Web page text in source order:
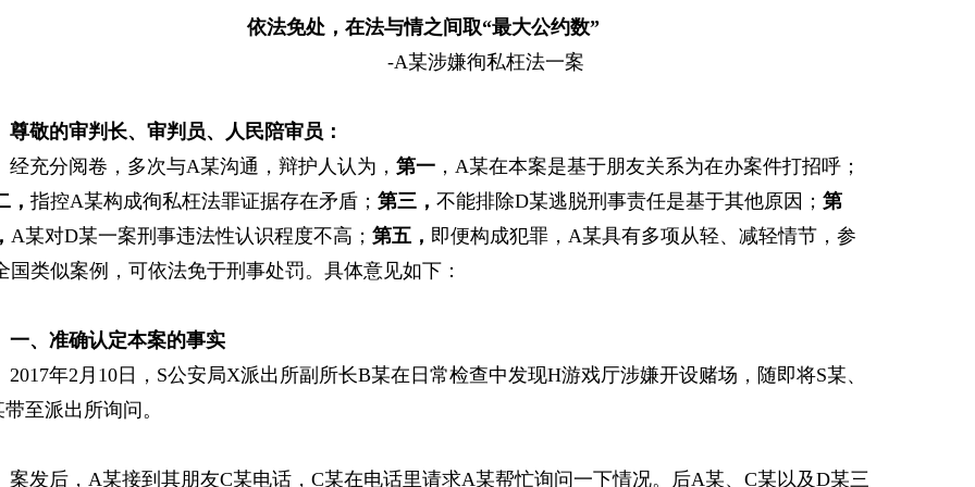
依法免处 ， 在法与情之间取“最大公约数”
-A某涉嫌徇私枉法一案
敬的审判长、 审判员、 人民陪审员 ：
分阅卷，多次与A某沟通，辩护人认为， 第一 ，A某在本案是基于朋友关系为在办案件打招呼；
， 指控A某构成徇私枉法罪证据存在矛盾； 第三， 不能排除D某逃脱刑事责任是基于其他原因； 第
A某对D某一案刑事违法性认识程度不高； 第五， 即便构成犯罪，A某具有多项从轻、减轻情节，参
国类似案例，可依法免于刑事处罚。具体意见如下：
、 准确认定本案的事实
年2月10日，S公安局X派出所副所长B某在日常检查中发现H游戏厅涉嫌开设赌场，随即将S某、
至派出所询问。
后，A某接到其朋友C某电话，C某在电话里请求A某帮忙询问一下情况。后A某、C某以及D某三